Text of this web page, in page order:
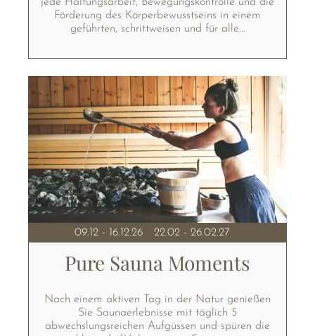
jede Haltungsarbeit, Bewegungskontrolle und die
Förderung des Körperbewusstseins in einem
geführten, schrittweisen und für alle...
09.12 - 16.12.26 22.02 - 26.02.27
Pure Sauna Moments
Nach einem aktiven Tag in der Natur genießen
Sie Saunaerlebnisse mit täglich 5
abwechslungsreichen Aufgüssen und spüren die